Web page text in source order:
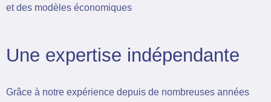
et des modèles économiques
Une expertise indépendante
Grâce à notre expérience depuis de nombreuses années